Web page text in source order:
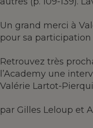
Un grand merci à
pour sa
Retrouvez très
l’Academy une
Valérie Lartot-
par Gilles Leloup et